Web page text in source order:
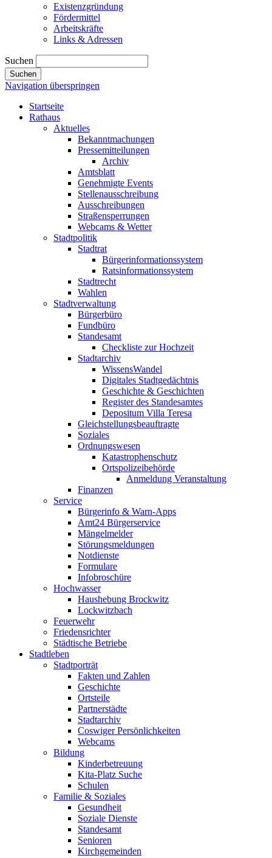
Existenzgründung
Fördermittel
Arbeitskräfte
Links & Adressen
Suchen
Suchen
Navigation überspringen
Startseite
Rathaus
Aktuelles
Bekanntmachungen
Pressemitteilungen
Archiv
Amtsblatt
Genehmigte Events
Stellenausschreibung
Ausschreibungen
Straßensperrungen
Webcams & Wetter
Stadtpolitik
Stadtrat
Bürgerinformationssystem
Ratsinformationssystem
Stadtrecht
Wahlen
Stadtverwaltung
Bürgerbüro
Fundbüro
Standesamt
Checkliste zur Hochzeit
Stadtarchiv
WissensWandel
Digitales Stadtgedächtnis
Geschichte & Geschichten
Register des Standesamtes
Depositum Villa Teresa
Gleichstellungsbeauftragte
Soziales
Ordnungswesen
Katastrophenschutz
Ortspolizeibehörde
Anmeldung Veranstaltung
Finanzen
Service
Bürgerinfo & Warn-Apps
Amt24 Bürgerservice
Mängelmelder
Störungsmeldungen
Notdienste
Formulare
Infobroschüre
Hochwasser
Haushebung Brockwitz
Lockwitzbach
Feuerwehr
Friedensrichter
Städtische Betriebe
Stadtleben
Stadtporträt
Fakten und Zahlen
Geschichte
Ortsteile
Partnerstädte
Stadtarchiv
Coswiger Persönlichkeiten
Webcams
Bildung
Kinderbetreuung
Kita-Platz Suche
Schulen
Familie & Soziales
Gesundheit
Soziale Dienste
Standesamt
Senioren
Kirchgemeinden